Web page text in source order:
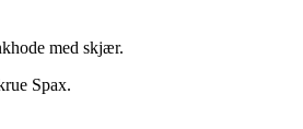
med skjær.
Spax.